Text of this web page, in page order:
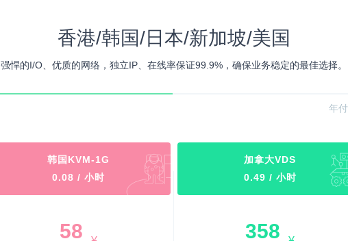
香港/韩国/日本/新加坡/美国
强悍的I/O、优质的网络，独立IP、在线率保证99.9%，确保业务稳定的最佳选择。
年付
韩国KVM-1G
0.08 / 小时
58
加拿大VDS
0.49 / 小时
358